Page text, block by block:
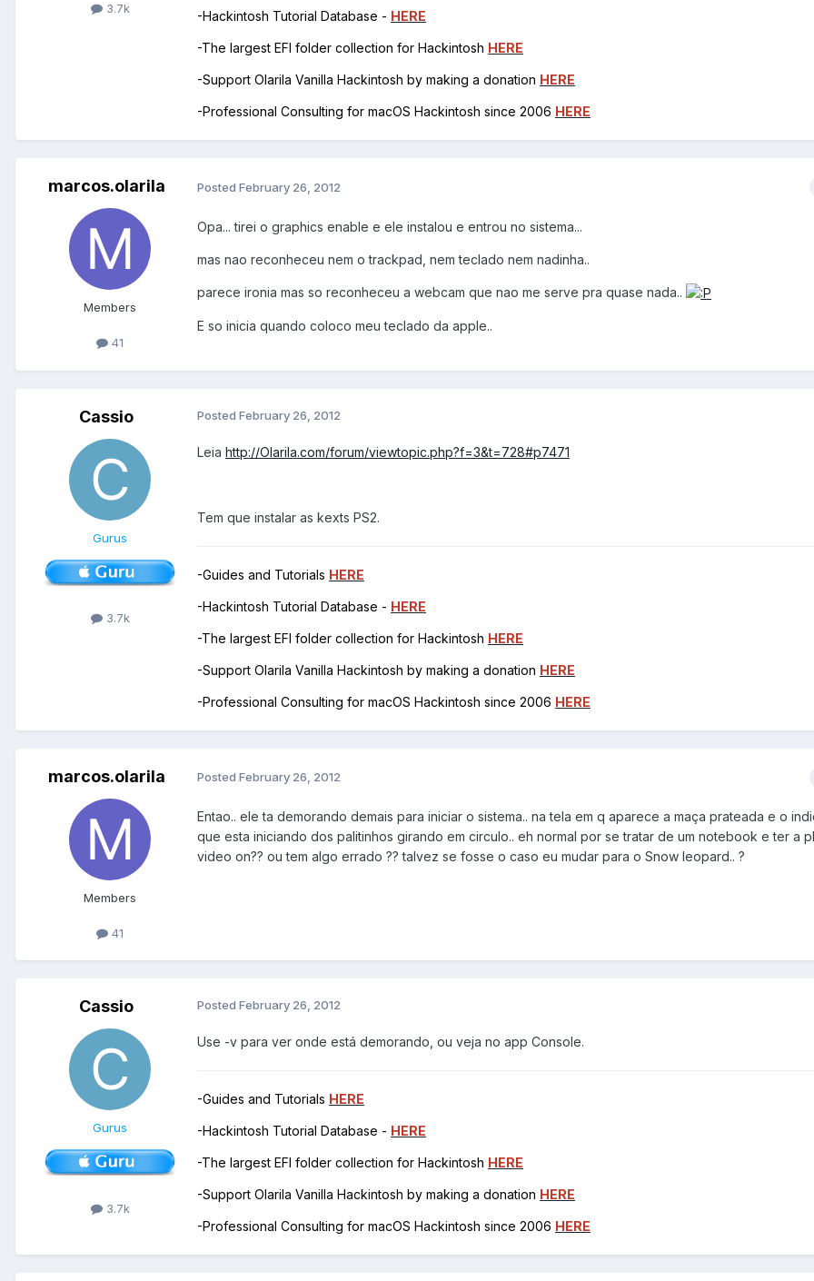
3.7k
-Hackintosh Tutorial Database - HERE
-The largest EFI folder collection for Hackintosh HERE
-Support Olarila Vanilla Hackintosh by making a donation HERE
-Professional Consulting for macOS Hackintosh since 2006 HERE
marcos.olarila
Members
41
Posted February 26, 2012
Opa... tirei o graphics enable e ele instalou e entrou no sistema...
mas nao reconheceu nem o trackpad, nem teclado nem nadinha..
parece ironia mas so reconheceu a webcam que nao me serve pra quase nada..
E so inicia quando coloco meu teclado da apple..
Cassio
Gurus
3.7k
Posted February 26, 2012
Leia http://Olarila.com/forum/viewtopic.php?f=3&t=728#p7471
Tem que instalar as kexts PS2.
-Guides and Tutorials HERE
-Hackintosh Tutorial Database - HERE
-The largest EFI folder collection for Hackintosh HERE
-Support Olarila Vanilla Hackintosh by making a donation HERE
-Professional Consulting for macOS Hackintosh since 2006 HERE
marcos.olarila
Members
41
Posted February 26, 2012
Entao.. ele ta demorando demais para iniciar o sistema.. na tela em q aparece a maça prateada e o
que esta iniciando dos palitinhos girando em circulo.. eh normal por se tratar de um notebook e ter a
video on?? ou tem algo errado ?? talvez se fosse o caso eu mudar para o Snow leopard.. ?
Cassio
Gurus
3.7k
Posted February 26, 2012
Use -v para ver onde está demorando, ou veja no app Console.
-Guides and Tutorials HERE
-Hackintosh Tutorial Database - HERE
-The largest EFI folder collection for Hackintosh HERE
-Support Olarila Vanilla Hackintosh by making a donation HERE
-Professional Consulting for macOS Hackintosh since 2006 HERE